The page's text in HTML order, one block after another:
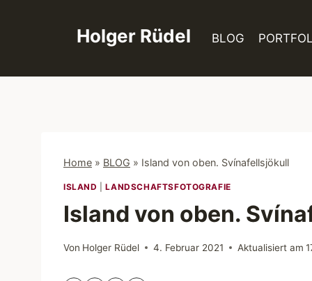
Holger Rüdel BLOG
Home » BLOG » Island von oben. Svínafellsjökull
ISLAND |LANDSCHAFTSFOTOGRAFIE
Island von oben.
Von Holger Rüdel 4. Februar 2021 Aktualisiert am